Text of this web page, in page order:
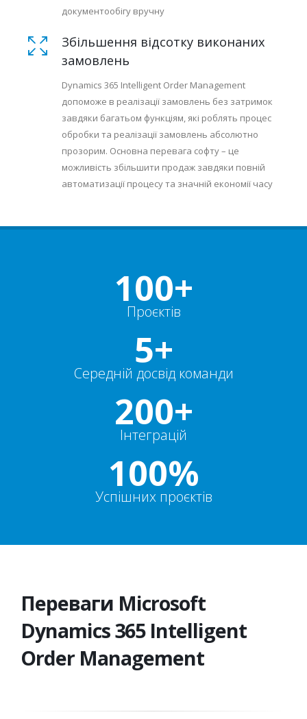
документообігу вручну
Збільшення відсотку виконаних
замовлень
Dynamics 365 Intelligent Order Management
допоможе в реалізації замовлень без затримок
завдяки багатьом функціям, які роблять процес
обробки та реалізації замовлень абсолютно
прозорим. Основна перевага софту – це
можливість збільшити продаж завдяки повній
автоматизації процесу та значній економії часу
100+
Проєктів
5+
Середній досвід команди
200+
Інтеграцій
100%
Успішних проєктів
Переваги Microsoft
Dynamics 365 Intelligent
Order Management